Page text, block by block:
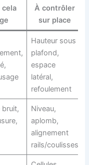
cela
À contrôler
sur place
Hauteur sous
plafond,
espace
latéral,
refoulement
bruit,
Niveau,
aplomb,
alignement
rails/coulisses